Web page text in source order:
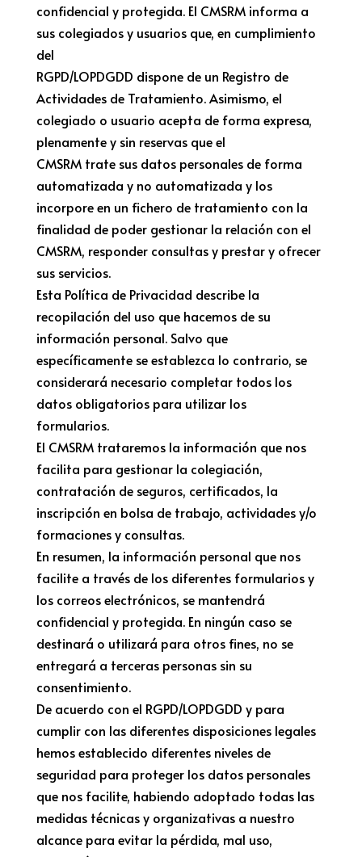
confidencial y protegida. El CMSRM informa a
sus colegiados y usuarios que, en cumplimiento
del
RGPD/LOPDGDD dispone de un Registro de
Actividades de Tratamiento. Asimismo, el
colegiado o usuario acepta de forma expresa,
plenamente y sin reservas que el
CMSRM trate sus datos personales de forma
automatizada y no automatizada y los
incorpore en un fichero de tratamiento con la
finalidad de poder gestionar la relación con el
CMSRM, responder consultas y prestar y ofrecer
sus servicios.
Esta Política de Privacidad describe la
recopilación del uso que hacemos de su
información personal. Salvo que
específicamente se establezca lo contrario, se
considerará necesario completar todos los
datos obligatorios para utilizar los
formularios.
El CMSRM trataremos la información que nos
facilita para gestionar la colegiación,
contratación de seguros, certificados, la
inscripción en bolsa de trabajo, actividades y/o
formaciones y consultas.
En resumen, la información personal que nos
facilite a través de los diferentes formularios y
los correos electrónicos, se mantendrá
confidencial y protegida. En ningún caso se
destinará o utilizará para otros fines, no se
entregará a terceras personas sin su
consentimiento.
De acuerdo con el RGPD/LOPDGDD y para
cumplir con las diferentes disposiciones legales
hemos establecido diferentes niveles de
seguridad para proteger los datos personales
que nos facilite, habiendo adoptado todas las
medidas técnicas y organizativas a nuestro
alcance para evitar la pérdida, mal uso,